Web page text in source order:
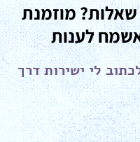
שאלות? מוזמנת
לענות
לי ישירות דרך